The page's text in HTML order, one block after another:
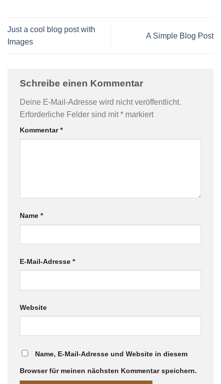
Just a cool blog post with
Images
A Simple Blog Post
Schreibe einen Kommentar
Deine E-Mail-Adresse wird nicht veröffentlicht.
Erforderliche Felder sind mit* markiert
Kommentar*
Name *
E-Mail-Adresse *
Website
Name, E-Mail-Adresse und Website in diesem
Browser für meinen nächsten Kommentar speichern.